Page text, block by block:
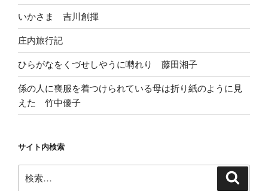
いかさま 吉川創揮
庄内旅行記
ひらがなをくづせしやうに囀れり 藤田湘子
係の人に喪服を着つけられている母は折り紙のように見
えた 竹中優子
サイト内検索
索: